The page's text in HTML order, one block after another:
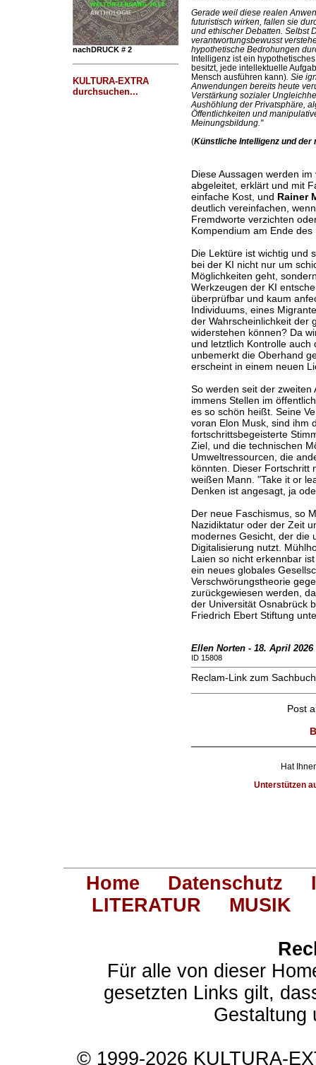
nachDRUCK # 2
KULTURA-EXTRA
durchsuchen...
Gerade weil diese realen
futuristisch wirken, fallen sie
und ethischer Debatten. Selbst
verantwortungsbewusst
hypothetische Bedrohungen
Intelligenz ist ein
besitzt, jede intellektuelle
Mensch ausführen kann). Sie
Anwendungen bereits heute
Verstärkung sozialer
Aushöhlung der Privatsphäre,
Öffentlichkeiten und
Meinungsbildung."
(Künstliche Intelligenz und der
Diese Aussagen werden
abgeleitet, erklärt und mit
einfache Kost, und Rainer
deutlich vereinfachen,
Fremdworte verzichten
Kompendium am Ende
Die Lektüre ist wichtig und
bei der KI nicht nur um
Möglichkeiten geht,
Werkzeugen der KI
überprüfbar und kaum
Individuums, eines
der Wahrscheinlichkeit der
widerstehen können? Da
und letztlich Kontrolle auch
unbemerkt die Oberhand
erscheint in einem neuen
So werden seit der zweiten
immens Stellen im
es so schön heißt. Seine
voran Elon Musk, sind ihm
fortschrittsbegeisterte
Ziel, und die technischen
Umweltressourcen, die
könnten. Dieser Fortschritt
weißen Mann. "Take it or
Denken ist angesagt, ja
Der neue Faschismus, so
Nazidiktatur oder der Zeit
modernes Gesicht, der die
Digitalisierung nutzt.
Laien so nicht erkennbar
ein neues globales
Verschwörungstheorie
zurückgewiesen werden,
der Universität Osnabrück
Friedrich Ebert Stiftung
Ellen Norten - 18. April 2026
ID 15808
Reclam-Link zum
Post
Hat
Unterstützen
Home Datenschutz
LITERATUR
MUSIK
Für alle von dieser
gesetzten Links gilt,
Gestaltung
© 1999-2026 KULTURA-